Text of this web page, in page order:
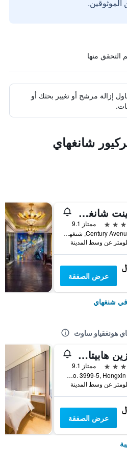
الموثوقين.
إزالة مرشح أو تغيير بحثك أو
شانغهاي
ريجينت شانغهاي بودونج
ممتاز 9.1
210 Century Avenue, شنغهاي, الصين
عرض الصفقة
في شنغهاي
هونغقياو ساوث
أرتيزين هابيتات هونجتشياو شانجهاي
ممتاز 9.1
No. 3999-5, Hongxin Road, شنغهاي, الصين
عرض الصفقة